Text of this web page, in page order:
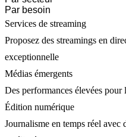
Par besoin
Services de streaming
Proposez des streamings en
exceptionnelle
Médias émergents
Des performances élevées pour
Édition numérique
Journalisme en temps réel avec